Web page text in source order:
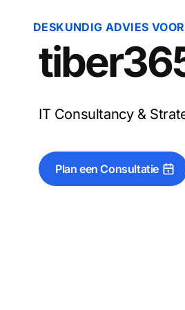
DESKUNDIG ADVIES
IT Consultancy &
Plan een Consultatie